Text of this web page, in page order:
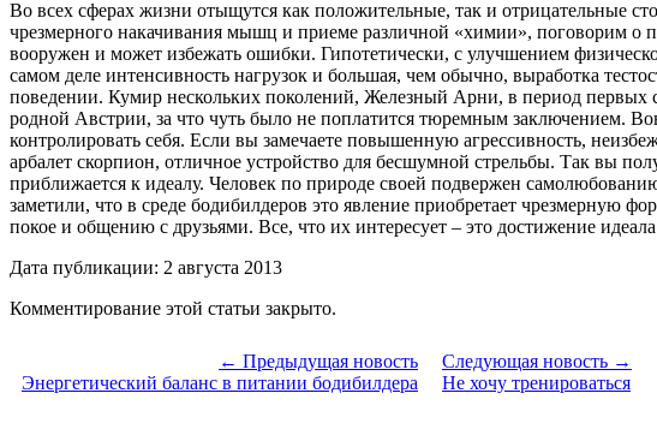
Во всех сферах жизни отыщутся как положительные, так и отрицательные
чрезмерного накачивания мышц и приеме различной «химии», поговорим о
вооружен и может избежать ошибки. Гипотетически, с улучшением
самом деле интенсивность нагрузок и большая, чем обычно, выработка
поведении. Кумир нескольких поколений, Железный Арни, в период первых
родной Австрии, за что чуть было не поплатится тюремным заключением.
контролировать себя. Если вы замечаете повышенную агрессивность,
арбалет скорпион, отличное устройство для бесшумной стрельбы. Так вы
приближается к идеалу. Человек по природе своей подвержен
заметили, что в среде бодибилдеров это явление приобретает чрезмерную
покое и общению с друзьями. Все, что их интересует – это достижение
Дата публикации: 2 августа 2013
Комментирование этой статьи закрыто.
← Предыдущая новость
Энергетический баланс в питании бодибилдера
Следующая новость →
Не хочу тренироваться